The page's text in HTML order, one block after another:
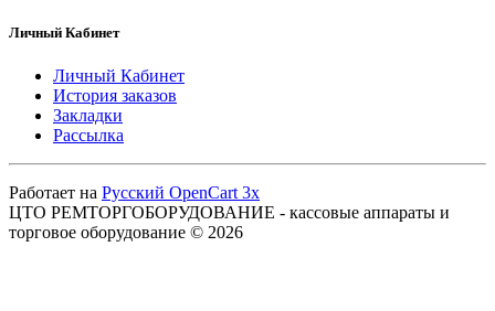
Личный Кабинет
Личный Кабинет
История заказов
Закладки
Рассылка
Работает на Русский OpenCart 3х
ЦТО РЕМТОРГОБОРУДОВАНИЕ - кассовые аппараты и
торговое оборудование © 2026